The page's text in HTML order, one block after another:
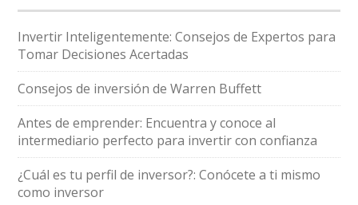
Invertir Inteligentemente: Consejos de Expertos para
Tomar Decisiones Acertadas
Consejos de inversión de Warren Buffett
Antes de emprender: Encuentra y conoce al
intermediario perfecto para invertir con confianza
¿Cuál es tu perfil de inversor?: Conócete a ti mismo
como inversor